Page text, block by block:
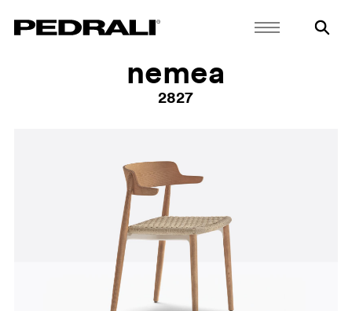
nemea
2827